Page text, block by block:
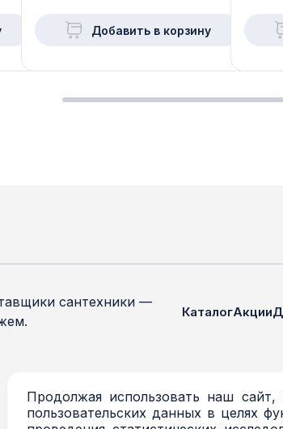
Добавить в корзину
Продолжая использовать наш
пользовательских данных в целях
сантехники —
КаталогАкции